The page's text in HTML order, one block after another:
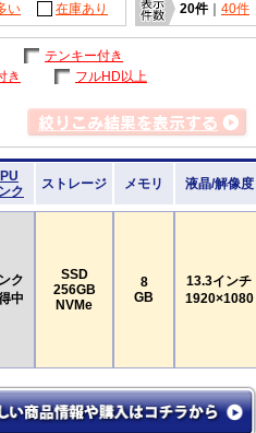
い 在庫あり 20件｜ 40件
テンキー付き
き
フルHD以上
ク
ストレージ メモリ 液晶/解像度
ク
中
SSD
256GB
NVMe
8
GB
13.3インチ
1920×1080